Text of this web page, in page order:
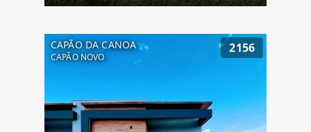
CAPÃO DA CANOA
CAPÃO NOVO
2156